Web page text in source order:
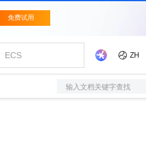
输入文档关键字查找